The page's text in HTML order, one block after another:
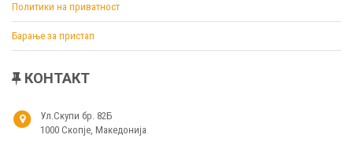
Политики на приватност
Барање за пристап
КОНТАКТ
Ул.Скупи бр. 82Б
1000 Скопје, Македонија